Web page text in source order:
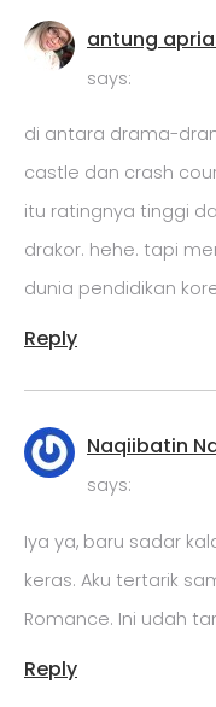
antung
says:
di antara drama-
castle dan crash
itu ratingnya tinggi
drakor. hehe. tapi
dunia pendidikan
Reply
Naqiibatin
says:
Iya ya, baru sadar
keras. Aku tertarik
Romance. Ini udah
Reply